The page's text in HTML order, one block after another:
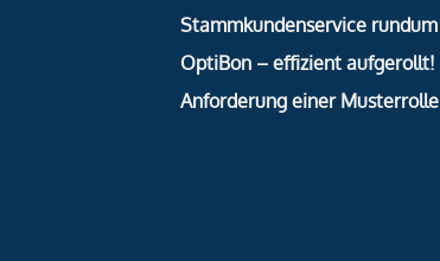
Stammkundenservice rundum
OptiBon – effizient aufgerollt!
Anforderung einer Musterrolle